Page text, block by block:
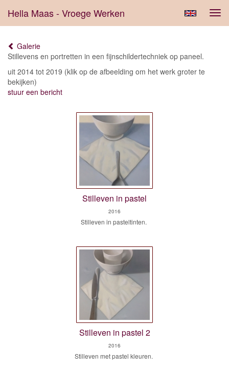
Hella Maas - Vroege Werken
Galerie
Stillevens en portretten in een fijnschildertechniek op paneel.
uit 2014 tot 2019 (klik op de afbeelding om het werk groter te
bekijken)
stuur een bericht
Stilleven in pastel
2016
Stilleven in pasteltinten.
Stilleven in pastel 2
2016
Stilleven met pastel kleuren.